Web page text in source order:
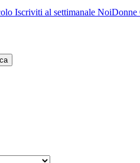
Iscriviti al settimanale NoiDonne